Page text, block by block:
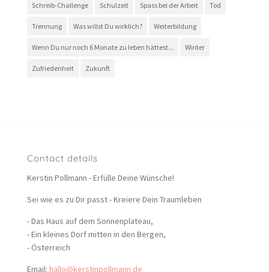
Schreib-Challenge Schulzeit Spass bei der Arbeit Tod
Trennung Was willst Du wirklich? Weiterbildung
Wenn Du nur noch 6 Monate zu leben hättest... Winter
Zufriedenheit Zukunft
Contact details
Kerstin Pollmann - Erfülle Deine Wünsche!
Sei wie es zu Dir passt - Kreiere Dein Traumleben
- Das Haus auf dem Sonnenplateau,
- Ein kleines Dorf mitten in den Bergen,
- Österreich
Email: hallo@kerstinpollmann.de